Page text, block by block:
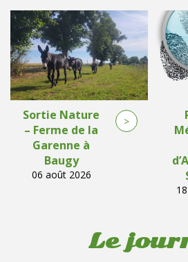
Sortie Nature
– Ferme de la
Garenne à
Baugy
06 août 2026
>
Le